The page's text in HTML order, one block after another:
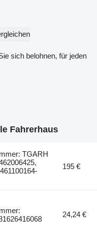
sich belohnen, für jeden
Fahrerhaus
TGARH
195 €
24,24 €